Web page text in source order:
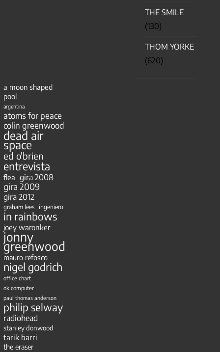
THE SMILE
(130)
THOM YORKE
(620)
a moon shaped
pool
argentina
atoms for peace
colin greenwood
dead air
space
ed o'brien
entrevista
flea gira 2008
gira 2009
gira 2012
graham lees ingeniero
in rainbows
joey waronker
jonny
greenwood
mauro refosco
nigel godrich
office chart
ok computer
paul thomas anderson
philip selway
radiohead
stanley donwood
tarik barri
the eraser